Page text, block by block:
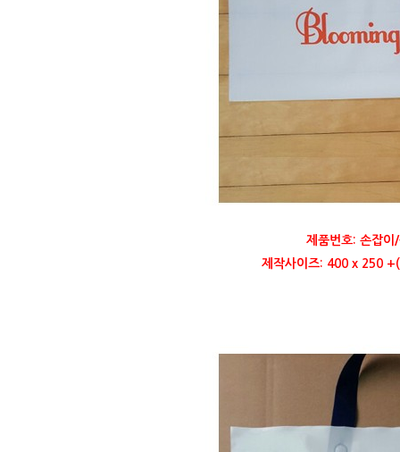
제품번호: 손잡이
제작사이즈: 400 x 250